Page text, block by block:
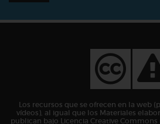
Los recursos que se ofrecen en la web
vídeos), al igual que los Materiales
publican bajo Licencia Creative Commons